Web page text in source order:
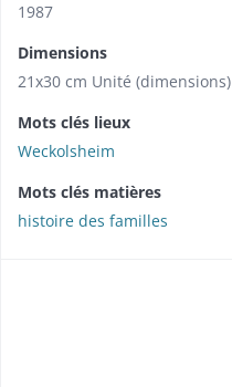
1987
Dimensions
21x30 cm Unité (dimensions)
Mots clés lieux
Weckolsheim
Mots clés matières
histoire des familles